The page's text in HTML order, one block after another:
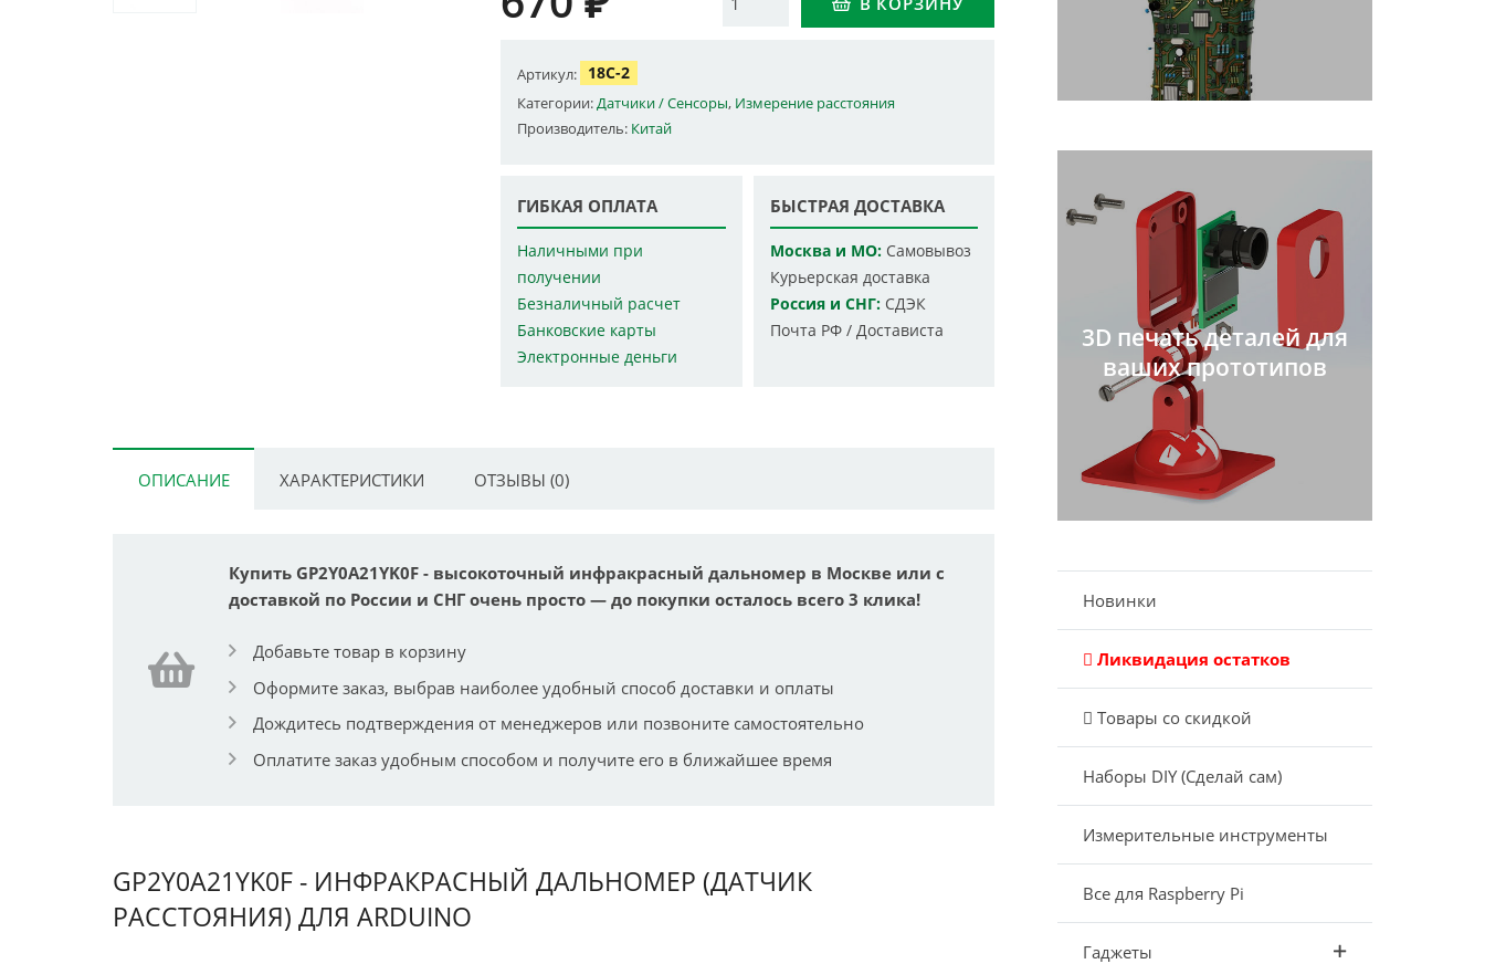
Артикул: 18C-2
Категории:Датчики / Сенсоры, Измерение расстояния
Производитель: Китай
ГИБКАЯ ОПЛАТА
Наличными при
получении
Безналичный расчет
Банковские карты
Электронные деньги
БЫСТРАЯ ДОСТАВКА
Москва и МО:Самовывоз
Курьерская доставка
Россия и СНГ:СДЭК
Почта РФ / Достависта
ОПИСАНИЕ ХАРАКТЕРИСТИКИ ОТЗЫВЫ (0)
Купить GP2Y0A21YK0F - высокоточный инфракрасный дальномер в Москве или с
доставкой по России и СНГ очень просто — до покупки осталось всего 3 клика!
Добавьте товар в корзину
Оформите заказ, выбрав наиболее удобный способ доставки и оплаты
Дождитесь подтверждения от менеджеров или позвоните самостоятельно
Оплатите заказ удобным способом и получите его в ближайшее время
GP2Y0A21YK0F - ИНФРАКРАСНЫЙ ДАЛЬНОМЕР (ДАТЧИК
РАССТОЯНИЯ) ДЛЯ ARDUINO
3D печать деталей для
ваших прототипов
Новинки
Ликвидация остатков
Товары со скидкой
Наборы DIY (Сделай сам)
Измерительные инструменты
Все для Raspberry Pi
Гаджеты